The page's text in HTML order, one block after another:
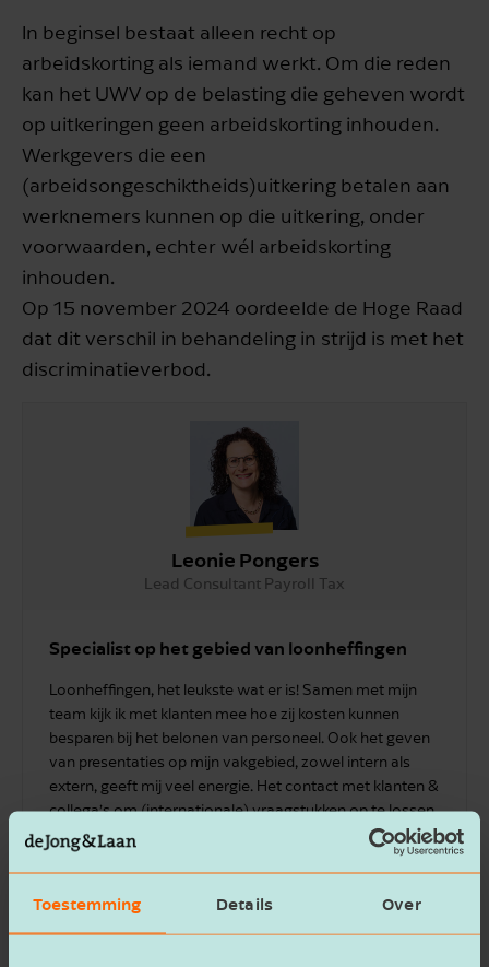
Toestemming Details Over
In beginsel bestaat alleen recht op
arbeidskorting als iemand werkt. Om die reden
kan het UWV op de belasting die geheven wordt
op uitkeringen geen arbeidskorting inhouden.
Werkgevers die een
(arbeidsongeschiktheids)uitkering betalen aan
werknemers kunnen op die uitkering, onder
voorwaarden, echter wél arbeidskorting
inhouden.
Op 15 november 2024 oordeelde de Hoge Raad
dat dit verschil in behandeling in strijd is met het
discriminatieverbod.
Leonie Pongers
Lead Consultant Payroll Tax
Specialist op het gebied van loonheffingen
Loonheffingen, het leukste wat er is! Samen met mijn
team kijk ik met klanten mee hoe zij kosten kunnen
besparen bij het belonen van personeel. Ook het geven
van presentaties op mijn vakgebied, zowel intern als
extern, geeft mij veel energie. Het contact met klanten &
collega’s om (internationale) vraagstukken op te lossen
is mijn grootste drive!
Neem contact op